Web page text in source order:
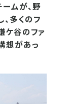
ムが、野
多くのフ
ケ谷のファ
想があっ